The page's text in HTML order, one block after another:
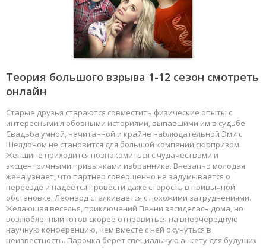
Теория большого взрыва 1-12 сезон смотреть
онлайн
Старые друзья стараются совместить физические опыты с
интересными любовными историями, выпавшими им в судьбе.
Свадьба умной, начитанной и крайне наблюдательной Эми с
Шелдоном не становится для большой компании сюрпризом.
Женщине приходится познакомиться с чудачествами и
эксцентричными привычками избранника. Внезапно молодая
жена узнает, что партнер совершенно не задумывается о
переезде и надеется провести даже старость в привычной
обстановке. Леонард сталкивается с похожими затруднениями.
Желающая веселья, приключений Пенни засиделась дома, но
возлюбленный готов скорее отправиться на внеочередную
научную конференцию, чем вместе с ней окунуться в
неизвестность. Парочка берет специальную анкету для будущих